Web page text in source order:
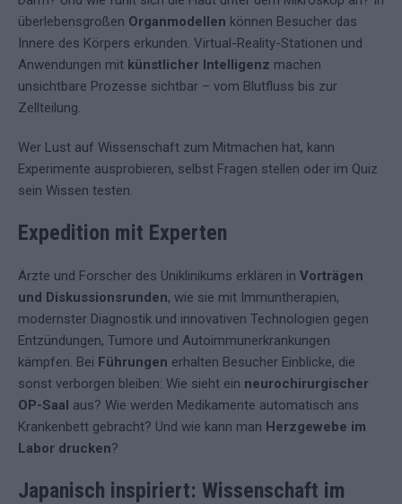
überlebensgroßen Organmodellen können Besucher das
Innere des Körpers erkunden. Virtual-Reality-Stationen und
Anwendungen mit künstlicher Intelligenz machen
unsichtbare Prozesse sichtbar – vom Blutfluss bis zur
Zellteilung.
Wer Lust auf Wissenschaft zum Mitmachen hat, kann
Experimente ausprobieren, selbst Fragen stellen oder im Quiz
sein Wissen testen.
Expedition mit Experten
Ärzte und Forscher des Uniklinikums erklären in Vorträgen
und Diskussionsrunden, wie sie mit Immuntherapien,
modernster Diagnostik und innovativen Technologien gegen
Entzündungen, Tumore und Autoimmunerkrankungen
kämpfen. Bei Führungen erhalten Besucher Einblicke, die
sonst verborgen bleiben: Wie sieht ein neurochirurgischer
OP-Saal aus? Wie werden Medikamente automatisch ans
Krankenbett gebracht? Und wie kann man Herzgewebe im
Labor drucken?
Japanisch inspiriert: Wissenschaft im